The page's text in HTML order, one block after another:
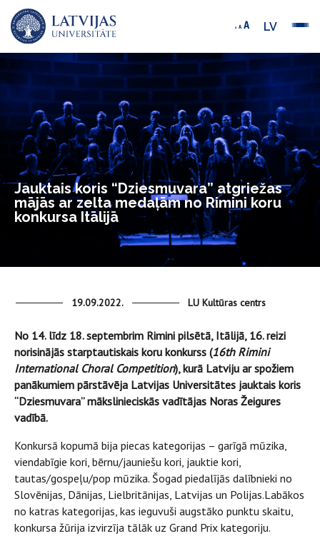
LV
Jauktais koris “Dziesmuvara” atgriežas
mājās ar zelta medaļām no Rimini koru
konkursa Itālijā
19.09.2022. LU Kultūras centrs
No 14. līdz 18. septembrim Rimini pilsētā, Itālijā, 16. reizi
norisinājās starptautiskais koru konkurss (16th Rimini
International Choral Competition), kurā Latviju ar spožiem
panākumiem pārstāvēja Latvijas Universitātes jauktais koris
“Dziesmuvara” mākslinieciskās vadītājas Noras Žeigures
vadībā.
Konkursā kopumā bija piecas kategorijas – garīgā mūzika,
viendabīgie kori, bērnu/jauniešu kori, jauktie kori,
tautas/gospeļu/pop mūzika. Šogad piedalījās dalībnieki no
Slovēnijas, Dānijas, Lielbritānijas, Latvijas un Polijas.Labākos
no katras kategorijas, kas ieguvuši augstāko punktu skaitu,
konkursa žūrija izvirzīja tālāk uz Grand Prix kategoriju.